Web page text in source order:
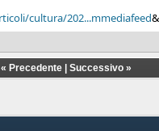
cultura/202...mmediafeed
« Precedente Successivo »